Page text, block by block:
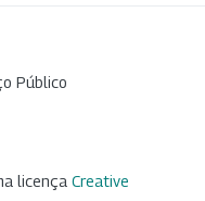
Público
licença Creative